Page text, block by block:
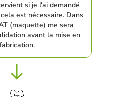
si je l'ai demandé
est nécessaire. Dans
(maquette) me sera
avant la mise en
fabrication.